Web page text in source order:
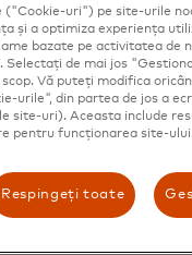
au făcut numeroase
Cu toate
("Cookie-uri") pe site-urile
și a optimiza experiența
bazate pe activitatea de
de mai jos
Vă puteți modifica
urile", din partea de jos a
site-uri). Aceasta include
pentru funcționarea site-
Respingeți toate